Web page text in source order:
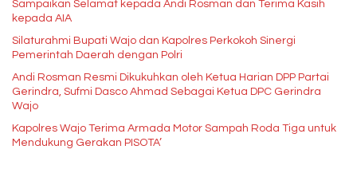
Sampaikan Selamat kepada Andi Rosman dan Terima Kasih
kepada AIA
Silaturahmi Bupati Wajo dan Kapolres Perkokoh Sinergi
Pemerintah Daerah dengan Polri
Andi Rosman Resmi Dikukuhkan oleh Ketua Harian DPP Partai
Gerindra, Sufmi Dasco Ahmad Sebagai Ketua DPC Gerindra
Wajo
Kapolres Wajo Terima Armada Motor Sampah Roda Tiga untuk
Mendukung Gerakan PISOTA’